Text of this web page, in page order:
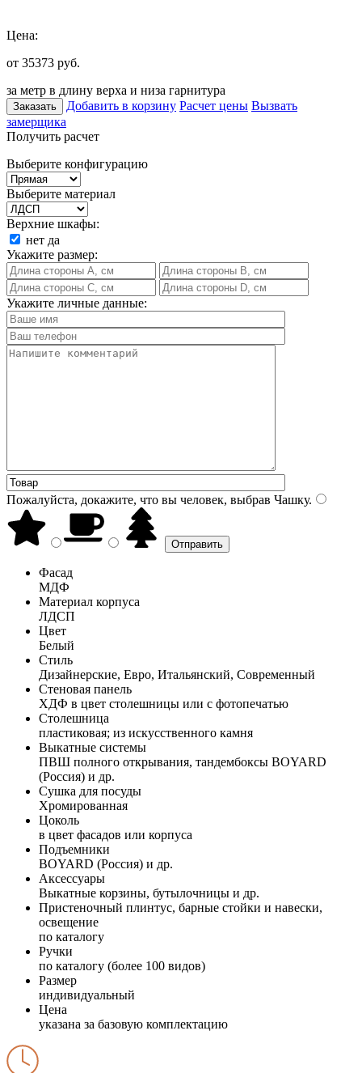
Цена:
от 35373 руб.
за метр в длину верха и низа гарнитура
Заказать Добавить в корзину Расчет цены Вызвать
замерщика
Получить расчет
Выберите конфигурацию
Выберите материал
Верхние шкафы:
нет да
Укажите размер:
Укажите личные данные:
Пожалуйста, докажите, что вы человек, выбрав Чашку.
Фасад
МДФ
Материал корпуса
ЛДСП
Цвет
Белый
Стиль
Дизайнерские, Евро, Итальянский, Современный
Стеновая панель
ХДФ в цвет столешницы или с фотопечатью
Столешница
пластиковая; из искусственного камня
Выкатные системы
ПВШ полного открывания, тандембоксы BOYARD
(Россия) и др.
Сушка для посуды
Хромированная
Цоколь
в цвет фасадов или корпуса
Подъемники
BOYARD (Россия) и др.
Аксессуары
Выкатные корзины, бутылочницы и др.
Пристеночный плинтус, барные стойки и навески,
освещение
по каталогу
Ручки
по каталогу (более 100 видов)
Размер
индивидуальный
Цена
указана за базовую комплектацию